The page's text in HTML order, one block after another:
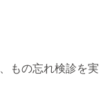
もの忘れ検診を実